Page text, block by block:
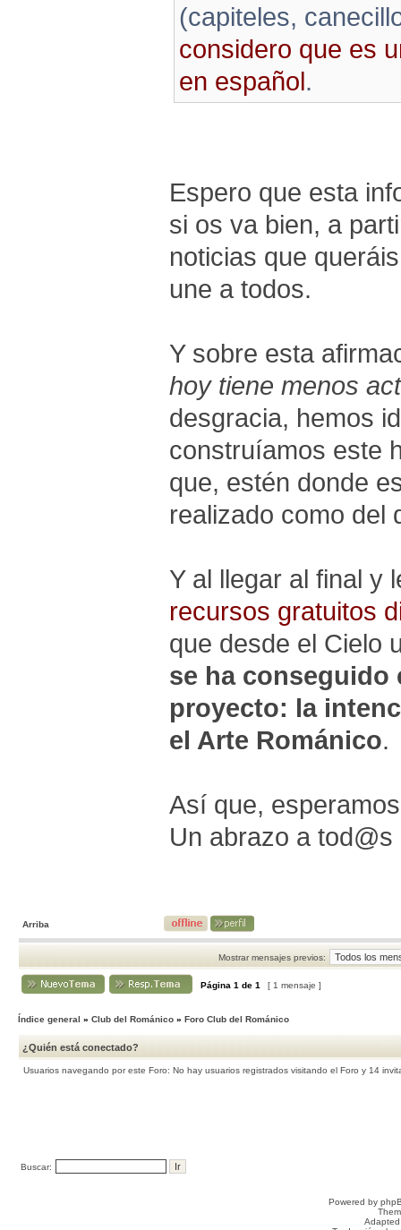
(capiteles,
considero que es
en español.
Espero que esta
si os va bien, a
noticias que
une a todos.
Y sobre esta
hoy tiene menos
desgracia, hemos
construíamos este
que, estén donde
realizado como del
Y al llegar al final y
recursos gratuitos
que desde el Cielo
se ha conseguido
proyecto: la
el Arte Románico.
Así que,
Un abrazo a tod@s
Arriba
Mostrar mensajes previos:
Página 1 de 1 [ 1 mensaje ]
Índice general » Club del Románico » Foro Club del Románico
¿Quién está conectado?
Usuarios navegando por este Foro: No hay usuarios registrados visitando el Foro y 14
Buscar:
Powered by